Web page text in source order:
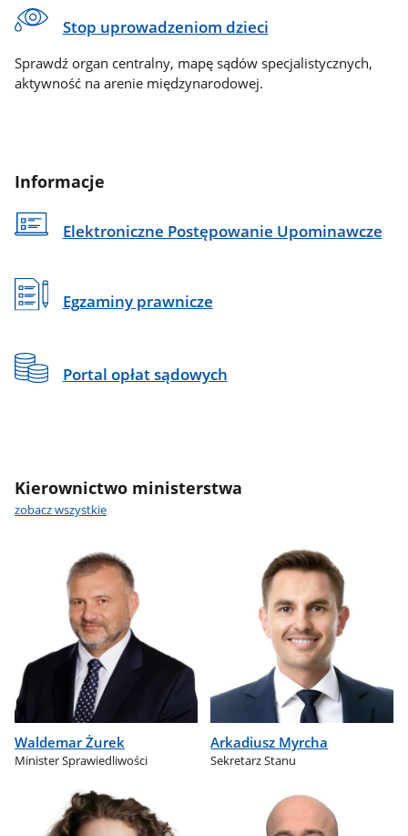
Stop uprowadzeniom dzieci
Sprawdź organ centralny, mapę sądów specjalistycznych,
aktywność na arenie międzynarodowej.
Informacje
Elektroniczne Postępowanie Upominawcze
Egzaminy prawnicze
Portal opłat sądowych
Kierownictwo ministerstwa
zobacz wszystkie
Waldemar Żurek
Minister Sprawiedliwości
Arkadiusz Myrcha
Sekretarz Stanu